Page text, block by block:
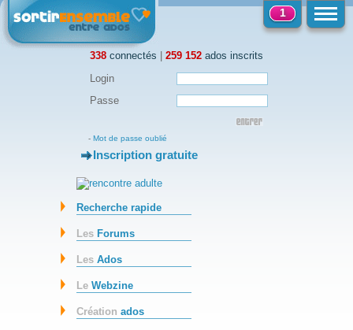
338 connectés | 259 152 ados inscrits
1
Login
Passe
- Mot de passe oublié
-Inscription gratuite
Recherche rapide
Les Forums
LesAdos
LeWebzine
Créationados